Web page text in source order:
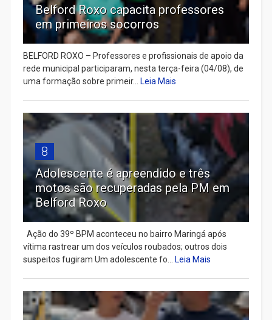
Belford Roxo capacita professores
em primeiros socorros
BELFORD ROXO – Professores e profissionais de apoio da
rede municipal participaram, nesta terça-feira (04/08), de
uma formação sobre primeir... Leia Mais
8
Adolescente é apreendido e três
motos são recuperadas pela PM em
Belford Roxo
Ação do 39º BPM aconteceu no bairro Maringá após
vítima rastrear um dos veículos roubados; outros dois
suspeitos fugiram Um adolescente fo... Leia Mais